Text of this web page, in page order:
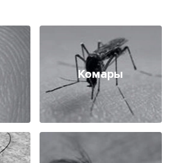
Комары